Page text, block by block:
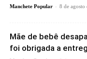
Manchete Popular - 8 de agosto
Mãe de bebê
foi obrigada a